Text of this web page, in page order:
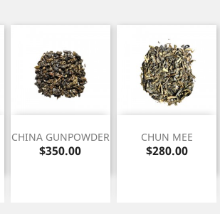
CHINA GUNPOWDER
Precio
$350.00
CHUN MEE
Precio
$280.00